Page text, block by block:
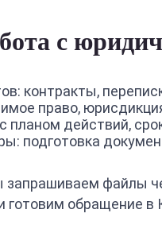
с
контракты,
право,
планом действий,
подготовка
запрашиваем файлы
готовим обращение